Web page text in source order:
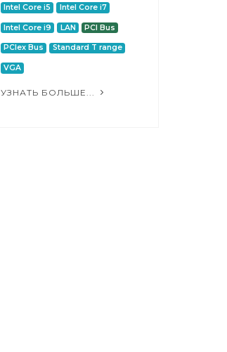
Intel Core i5 Intel Core i7
Intel Core i9 LAN PCI Bus
PCIex Bus Standard T range
VGA
УЗНАТЬ БОЛЬШЕ...